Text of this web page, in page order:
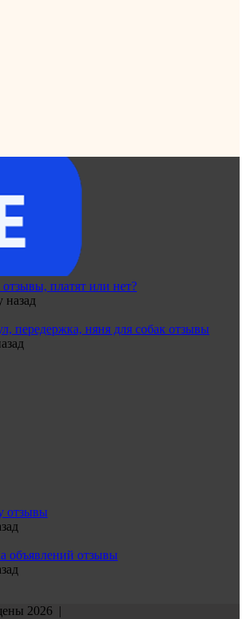
отзывы, платят или нет?
назад
передержка, няня для собак отзывы
отзывы
объявлений отзывы
2026 |